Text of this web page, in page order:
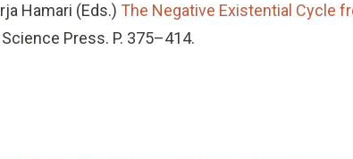
Hamari (Eds.) The Negative Existential Cycle
Press. P. 375–414.